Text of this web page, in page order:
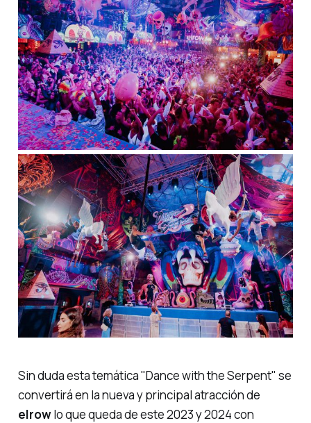
Sin duda esta temática"Dance with the Serpent" se
convertirá en la nueva y principal atracción de
elrowlo que queda de este 2023 y 2024 con